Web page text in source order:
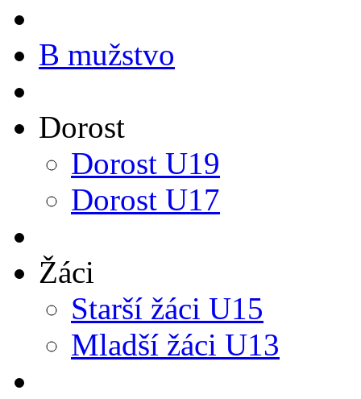
B mužstvo
Dorost
Dorost U19
Dorost U17
Žáci
Starší žáci U15
Mladší žáci U13